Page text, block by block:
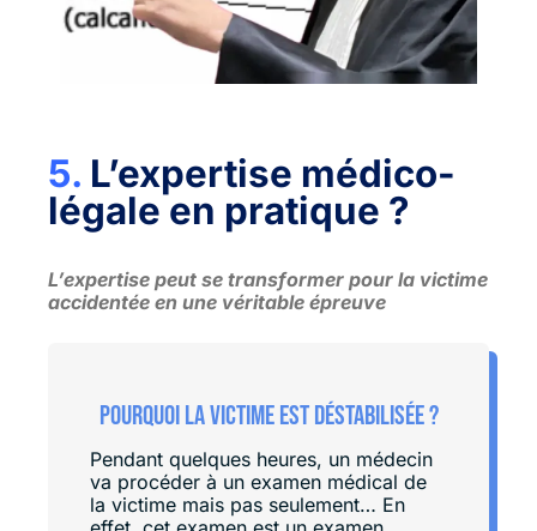
5. L’expertise médico-
légale en pratique ?
L’expertise peut se transformer pour la victime
accidentée en une véritable épreuve
Pourquoi la victime est déstabilisée ?
Pendant quelques heures, un médecin
va procéder à un examen médical de
la victime mais pas seulement… En